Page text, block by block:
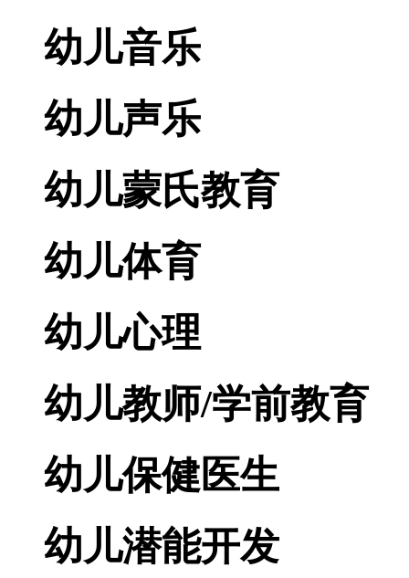
幼儿音乐
幼儿声乐
幼儿蒙氏教育
幼儿体育
幼儿心理
幼儿教师/学前教育
幼儿保健医生
幼儿潜能开发